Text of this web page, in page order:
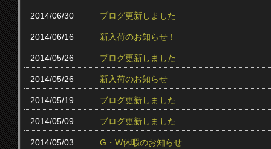
2014/06/30 ブログ更新しました
2014/06/16 新入荷のお知らせ！
2014/05/26 ブログ更新しました
2014/05/26 新入荷のお知らせ
2014/05/19 ブログ更新しました
2014/05/09 ブログ更新しました
2014/05/03 G・W休暇のお知らせ